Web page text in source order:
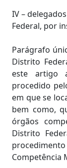
IV –
Federal, por
Parágrafo
Distrito
este artigo
procedido
em que se
bem como,
órgãos
Distrito
Competência